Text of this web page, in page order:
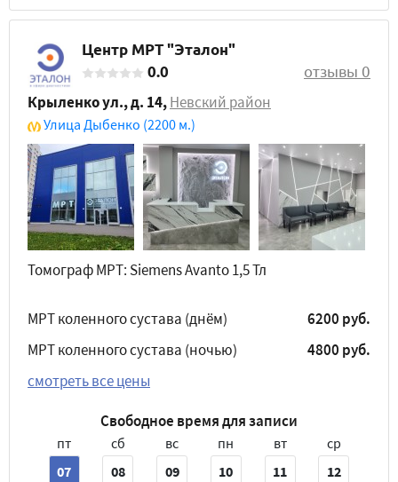
Центр МРТ "Эталон"
0.0
отзывы 0
Крыленко ул., д. 14,Невский район
Улица Дыбенко (2200 м.)
Томограф МРТ: Siemens Avanto 1,5 Тл
МРТ коленного сустава (днём)
6200 руб.
МРТ коленного сустава (ночью)
4800 руб.
смотреть все цены
Свободное время для записи
пт
07
сб
08
вс
09
пн
10
вт
11
ср
12